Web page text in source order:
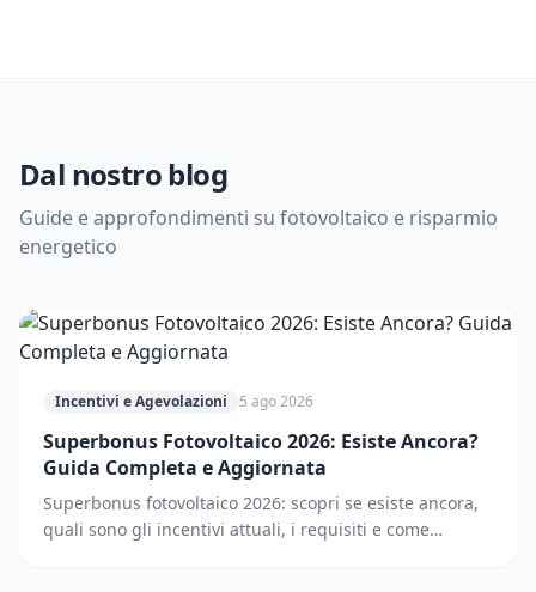
Dal nostro blog
Guide e approfondimenti su fotovoltaico e risparmio
energetico
Incentivi e Agevolazioni 5 ago 2026
Superbonus Fotovoltaico 2026: Esiste Ancora?
Guida Completa e Aggiornata
Superbonus fotovoltaico 2026: scopri se esiste ancora,
quali sono gli incentivi attuali, i requisiti e come